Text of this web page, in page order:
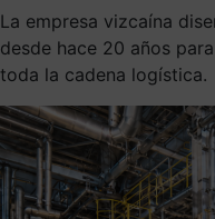
La empresa vizcaína
desde hace 20 años
toda la cadena logística.